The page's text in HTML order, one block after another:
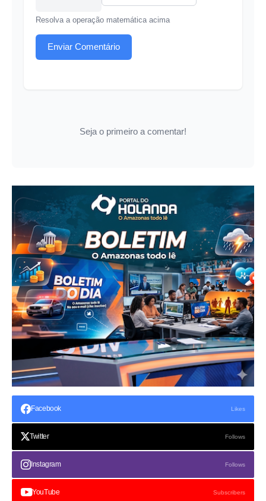
Resolva a operação matemática acima
Enviar Comentário
Seja o primeiro a comentar!
Facebook Likes
Twitter Follows
Instagram Follows
YouTube Subscribers